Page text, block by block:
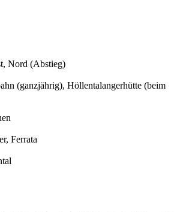
Nord (Abstieg)
(ganzjährig), Höllentalangerhütte (beim
Ferrata